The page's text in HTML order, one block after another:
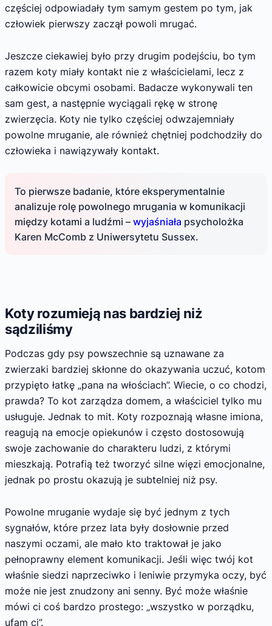
częściej odpowiadały tym samym gestem po tym, jak
człowiek pierwszy zaczął powoli mrugać.
Jeszcze ciekawiej było przy drugim podejściu, bo tym
razem koty miały kontakt nie z właścicielami, lecz z
całkowicie obcymi osobami. Badacze wykonywali ten
sam gest, a następnie wyciągali rękę w stronę
zwierzęcia. Koty nie tylko częściej odwzajemniały
powolne mruganie, ale również chętniej podchodziły do
człowieka i nawiązywały kontakt.
To pierwsze badanie, które eksperymentalnie
analizuje rolę powolnego mrugania w komunikacji
między kotami a ludźmi – wyjaśniała psycholożka
Karen McComb z Uniwersytetu Sussex.
Koty rozumieją nas bardziej niż
sądziliśmy
Podczas gdy psy powszechnie są uznawane za
zwierzaki bardziej skłonne do okazywania uczuć, kotom
przypięto łatkę „pana na włościach”. Wiecie, o co chodzi,
prawda? To kot zarządza domem, a właściciel tylko mu
usługuje. Jednak to mit. Koty rozpoznają własne imiona,
reagują na emocje opiekunów i często dostosowują
swoje zachowanie do charakteru ludzi, z którymi
mieszkają. Potrafią też tworzyć silne więzi emocjonalne,
jednak po prostu okazują je subtelniej niż psy.
Powolne mruganie wydaje się być jednym z tych
sygnałów, które przez lata były dosłownie przed
naszymi oczami, ale mało kto traktował je jako
pełnoprawny element komunikacji. Jeśli więc twój kot
właśnie siedzi naprzeciwko i leniwie przymyka oczy, być
może nie jest znudzony ani senny. Być może właśnie
mówi ci coś bardzo prostego: „wszystko w porządku,
ufam ci”.